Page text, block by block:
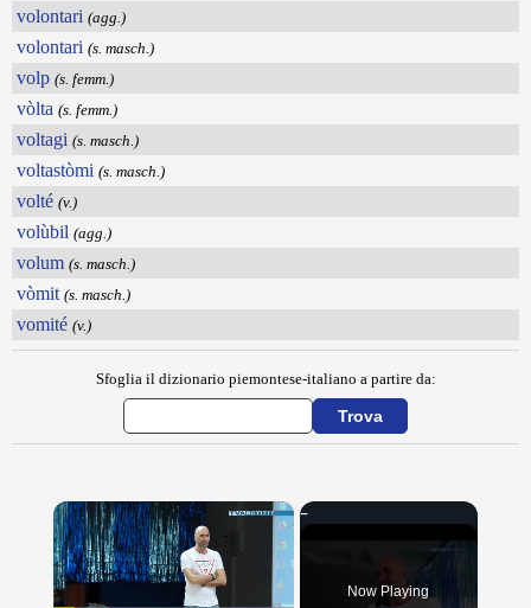
volontari (agg.)
volontari (s. masch.)
volp (s. femm.)
vòlta (s. femm.)
voltagi (s. masch.)
voltastòmi (s. masch.)
volté (v.)
volùbil (agg.)
volum (s. masch.)
vòmit (s. masch.)
vomité (v.)
Sfoglia il dizionario piemontese-italiano a partire da:
×
Now Playing